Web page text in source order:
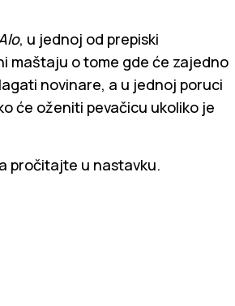
, u jednoj od prepiski
maštaju o tome gde će zajedno
novinare, a u jednoj poruci
će oženiti pevačicu ukoliko je
pročitajte u nastavku.